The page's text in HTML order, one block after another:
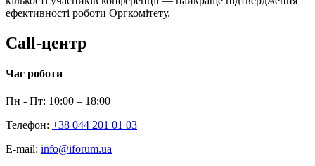
ефективності роботи Оргкомітету.
Call-центр
Час роботи
Пн - Пт: 10:00 – 18:00
Телефон: +38 044 201 01 03
E-mail: info@iforum.ua